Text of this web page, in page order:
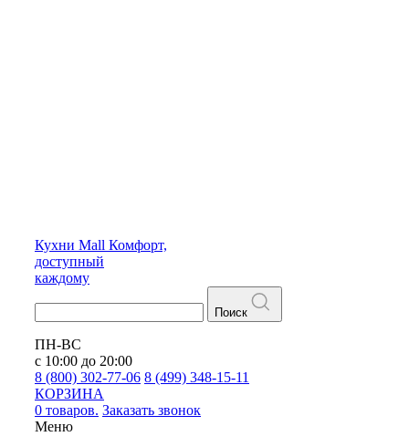
Кухни Mall Комфорт,
доступный
каждому
Поиск
ПН-ВС
с 10:00 до 20:00
8 (800) 302-77-06 8 (499) 348-15-11
КОРЗИНА
0 товаров. Заказать звонок
Меню